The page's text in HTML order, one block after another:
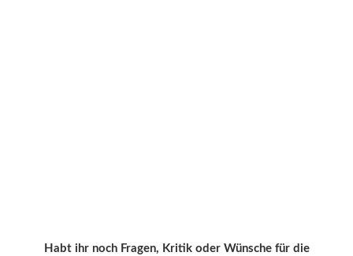
Habt ihr noch Fragen, Kritik oder Wünsche für die